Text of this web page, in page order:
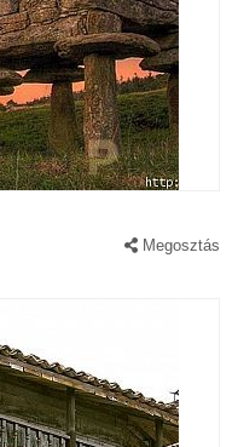
Megosztás